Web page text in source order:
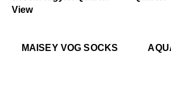
Maisey
MAISEY VOG SOCKS